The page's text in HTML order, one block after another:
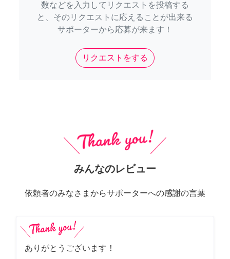
数などを入力してリクエストを投稿する
と、そのリクエストに応えることが出来る
サポーターから応募が来ます！
リクエストをする
みんなのレビュー
依頼者のみなさまからサポーターへの感謝の言葉
ありがとうございます！